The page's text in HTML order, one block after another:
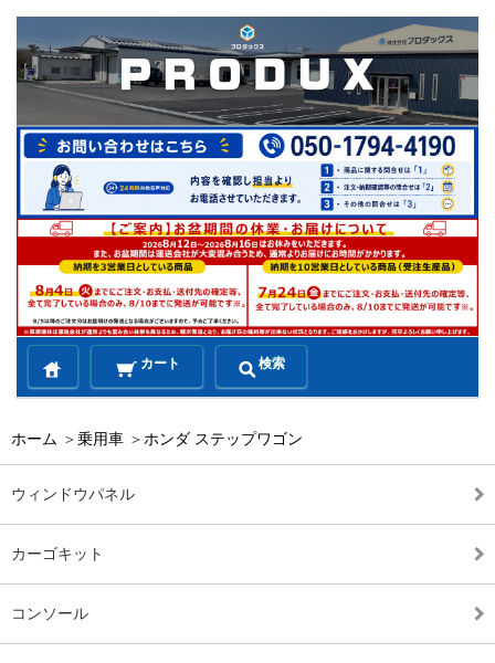
カート 検索
ホーム ＞乗用車 ＞ ホンダ ステップワゴン
ウィンドウパネル
カーゴキット
コンソール